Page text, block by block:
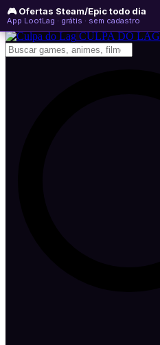
🎮 Ofertas Steam/Epic todo dia
App LootLag · grátis · sem cadastro
segunda-feira, 10 de agosto de 2026
Newsletter
CULPA DO LAG